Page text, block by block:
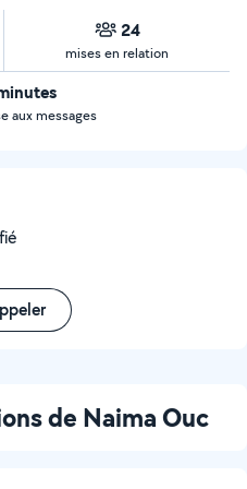
24
mises en relation
aux messages
de Naima Ouc